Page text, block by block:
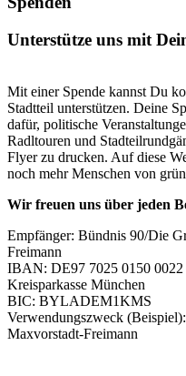
Unterstütze uns mit
Mit einer Spende kannst Du
Stadtteil unterstützen. Deine
dafür, politische
Radltouren und
Flyer zu drucken. Auf diese
noch mehr Menschen von
Wir freuen uns über jeden
Empfänger: Bündnis 90/Die
Freimann
IBAN: DE97 7025 0150 0022
Kreisparkasse München
BIC: BYLADEM1KMS
Verwendungszweck
Maxvorstadt-Freimann